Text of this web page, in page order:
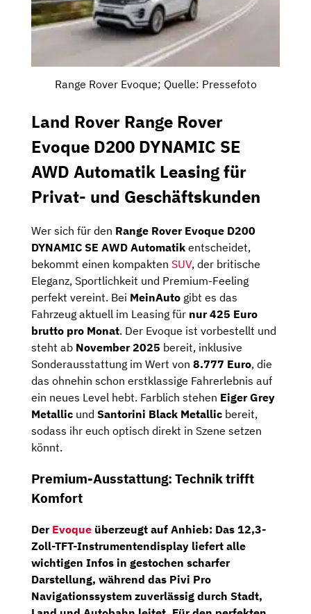
Range Rover Evoque; Quelle: Pressefoto
Land Rover Range Rover
Evoque D200 DYNAMIC SE
AWD Automatik Leasing für
Privat- und Geschäftskunden
Wer sich für den Range Rover Evoque D200
DYNAMIC SE AWD Automatik entscheidet,
bekommt einen kompakten SUV, der britische
Eleganz, Sportlichkeit und Premium-Feeling
perfekt vereint. Bei MeinAuto gibt es das
Fahrzeug aktuell im Leasing für nur 425 Euro
brutto pro Monat. Der Evoque ist vorbestellt und
steht ab November 2025 bereit, inklusive
Sonderausstattung im Wert von 8.777 Euro, die
das ohnehin schon erstklassige Fahrerlebnis auf
ein neues Level hebt. Farblich stehen Eiger Grey
Metallic und Santorini Black Metallic bereit,
sodass ihr euch optisch direkt in Szene setzen
könnt.
Premium-Ausstattung: Technik trifft
Komfort
Der Evoque überzeugt auf Anhieb: Das 12,3-
Zoll-TFT-Instrumentendisplay liefert alle
wichtigen Infos in gestochen scharfer
Darstellung, während das Pivi Pro
Navigationssystem zuverlässig durch Stadt,